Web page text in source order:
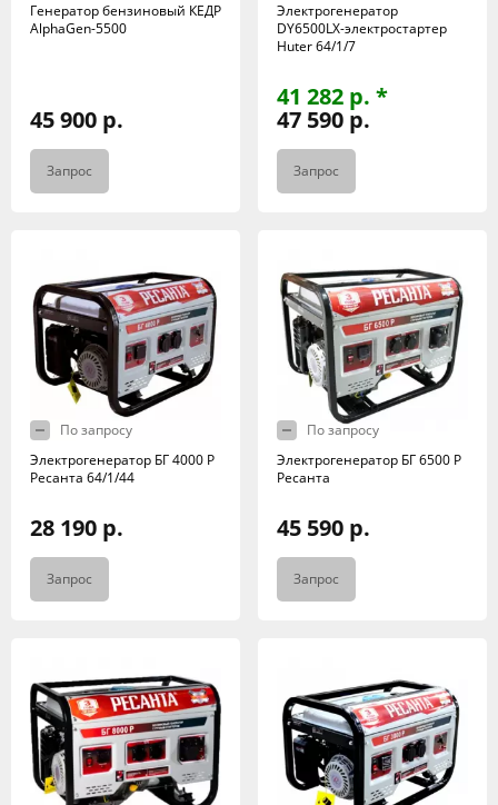
Генератор бензиновый КЕДР
AlphaGen-5500
45 900 р.
Запрос
Электрогенератор
DY6500LX-электростартер
Huter 64/1/7
41 282 р. *
47 590 р.
Запрос
По запросу
Электрогенератор БГ 4000 Р
Ресанта 64/1/44
28 190 р.
Запрос
По запросу
Электрогенератор БГ 6500 Р
Ресанта
45 590 р.
Запрос